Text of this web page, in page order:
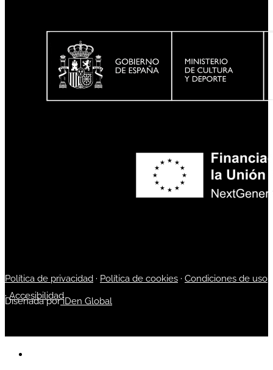
Política de privacidad · Política de cookies · Condiciones de uso
·Accesibilidad
Diseñada poriDen Global